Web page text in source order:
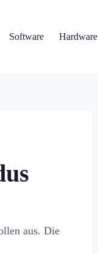
Software Hardware
aus. Die